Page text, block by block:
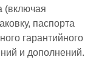
(включая
паспорта
гарантийного
и дополнений.